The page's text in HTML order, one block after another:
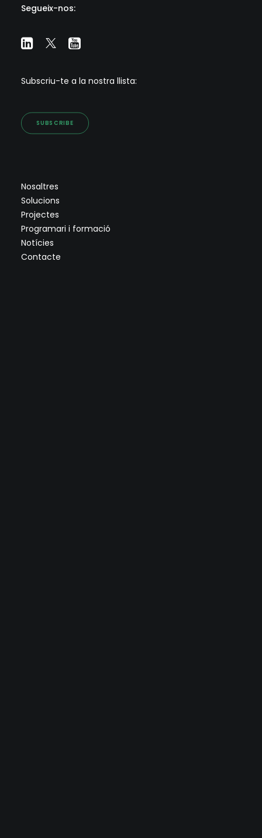
Segueix-nos:
Subscriu-te a la nostra llista:
SUBSCRIBE
Nosaltres
Solucions
Projectes
Programari i formació
Notícies
Contacte